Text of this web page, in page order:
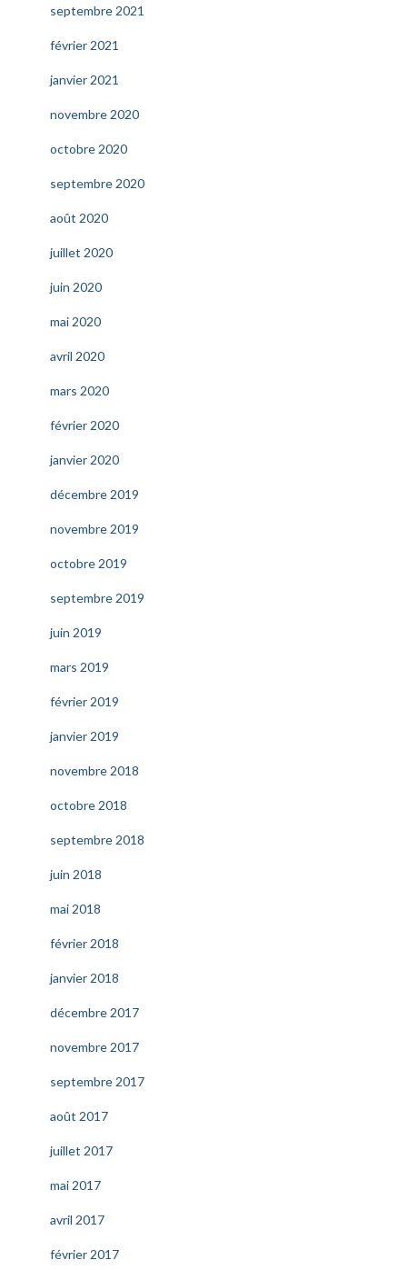
septembre 2021
février 2021
janvier 2021
novembre 2020
octobre 2020
septembre 2020
août 2020
juillet 2020
juin 2020
mai 2020
avril 2020
mars 2020
février 2020
janvier 2020
décembre 2019
novembre 2019
octobre 2019
septembre 2019
juin 2019
mars 2019
février 2019
janvier 2019
novembre 2018
octobre 2018
septembre 2018
juin 2018
mai 2018
février 2018
janvier 2018
décembre 2017
novembre 2017
septembre 2017
août 2017
juillet 2017
mai 2017
avril 2017
février 2017